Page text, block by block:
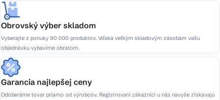
Obrovský výber skladom
Vyberajte z ponuky 90 000 produktov. Vďaka veľkým skladovým zásobám vašu
objednávku vybavíme obratom.
Garancia najlepšej ceny
Odoberáme tovar priamo od výrobcov. Registrovaní zákazníci u nás navyše získavajú